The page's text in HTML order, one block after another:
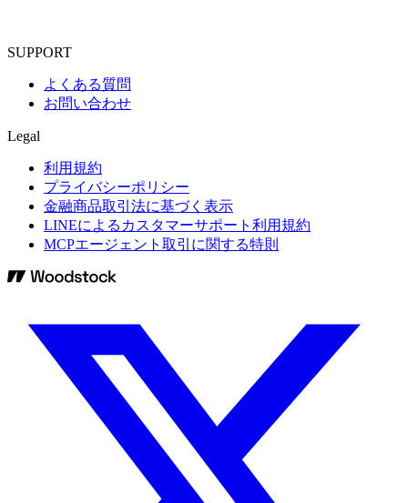
SUPPORT
よくある質問
お問い合わせ
Legal
利用規約
プライバシーポリシー
金融商品取引法に基づく表示
LINEによるカスタマーサポート利用規約
MCPエージェント取引に関する特則